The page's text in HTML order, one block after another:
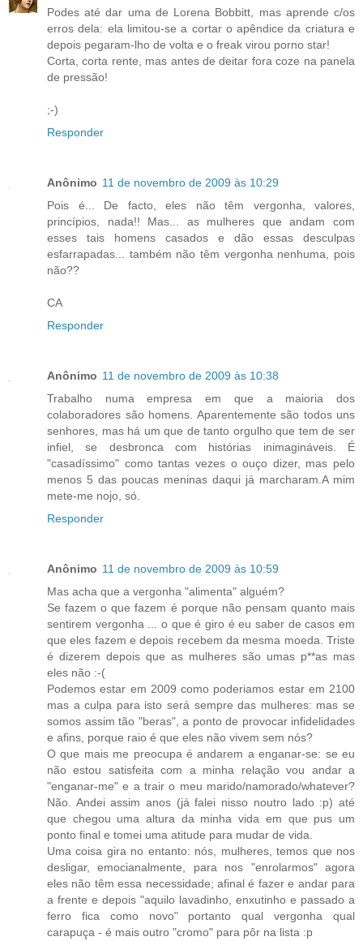
Podes até dar uma de Lorena Bobbitt, mas aprende c/os
erros dela: ela limitou-se a cortar o apêndice da criatura e
depois pegaram-lho de volta e o freak virou porno star!
Corta, corta rente, mas antes de deitar fora coze na panela
de pressão!
;-)
Responder
Anônimo 11 de novembro de 2009 às 10:29
Pois é... De facto, eles não têm vergonha, valores,
princípios, nada!! Mas... as mulheres que andam com
esses tais homens casados e dão essas desculpas
esfarrapadas... também não têm vergonha nenhuma, pois
não??
CA
Responder
Anônimo 11 de novembro de 2009 às 10:38
Trabalho numa empresa em que a maioria dos
colaboradores são homens. Aparentemente são todos uns
senhores, mas há um que de tanto orgulho que tem de ser
infiel, se desbronca com histórias inimagináveis. É
"casadíssimo" como tantas vezes o ouço dizer, mas pelo
menos 5 das poucas meninas daqui já marcharam.A mim
mete-me nojo, só.
Responder
Anônimo 11 de novembro de 2009 às 10:59
Mas acha que a vergonha "alimenta" alguém?
Se fazem o que fazem é porque não pensam quanto mais
sentirem vergonha ... o que é giro é eu saber de casos em
que eles fazem e depois recebem da mesma moeda. Triste
é dizerem depois que as mulheres são umas p**as mas
eles não :-(
Podemos estar em 2009 como poderiamos estar em 2100
mas a culpa para isto será sempre das mulheres: mas se
somos assim tão "beras", a ponto de provocar infidelidades
e afins, porque raio é que eles não vivem sem nós?
O que mais me preocupa é andarem a enganar-se: se eu
não estou satisfeita com a minha relação vou andar a
"enganar-me" e a trair o meu marido/namorado/whatever?
Não. Andei assim anos (já falei nisso noutro lado :p) até
que chegou uma altura da minha vida em que pus um
ponto final e tomei uma atitude para mudar de vida.
Uma coisa gira no entanto: nós, mulheres, temos que nos
desligar, emocianalmente, para nos "enrolarmos" agora
eles não têm essa necessidade; afinal é fazer e andar para
a frente e depois "aquilo lavadinho, enxutinho e passado a
ferro fica como novo" portanto qual vergonha qual
carapuça - é mais outro "cromo" para pôr na lista :p